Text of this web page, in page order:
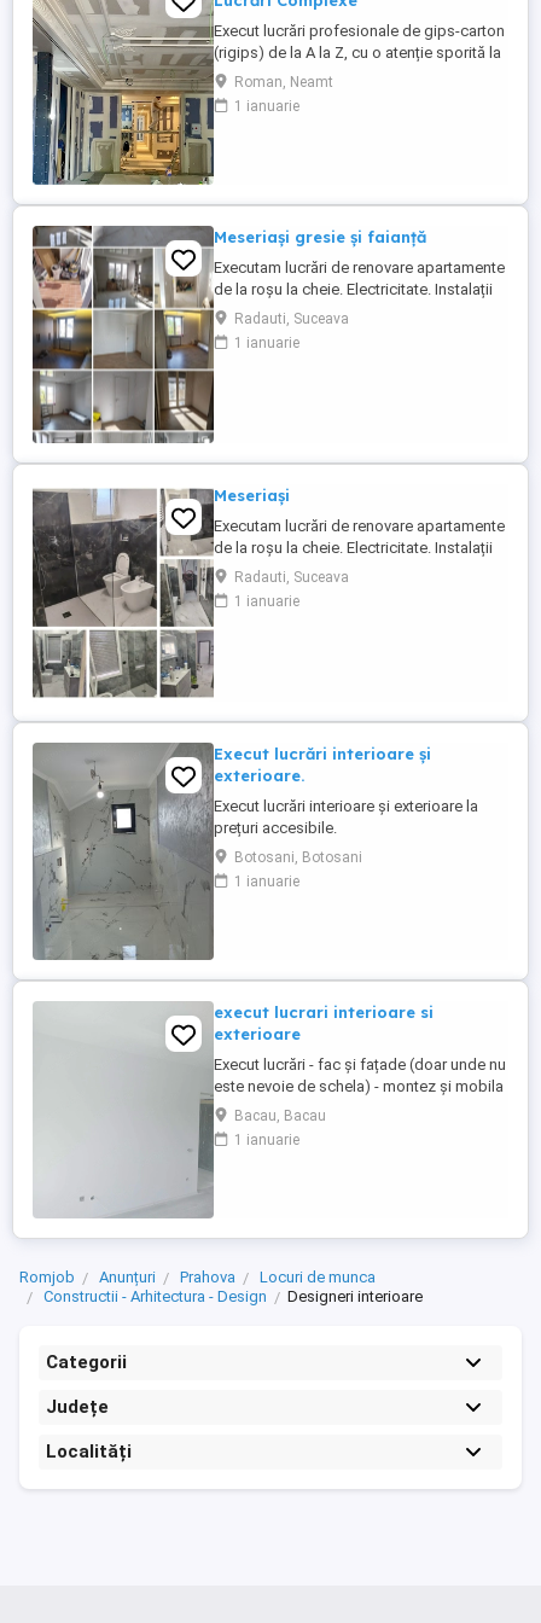
Execut lucrări profesionale de gips-carton
(rigips) de la A la Z, cu o atenție sporită la
detalii și respectarea normelor tehnice.
Servicii oferite: Pereți despărțitori și
placări: Tencuieli uscate, izolații fonice și
Roman, Neamt
1 ianuarie
Meseriași gresie și faianță
Executam lucrări de renovare apartamente
de la roșu la cheie. Electricitate. Instalații
sanitare. Pereți. Gresie și faianță. Tavan
extensibil. Uși și ferestre. Tel : WhatsApp,
Viber, .
Radauti, Suceava
1 ianuarie
Meseriași
Executam lucrări de renovare apartamente
de la roșu la cheie. Electricitate. Instalații
sanitare. Pereți. Gresie și faianță. Tavan
extensibil. Uși și ferestre. Tel: WhatsApp.
Radauti, Suceava
1 ianuarie
Execut lucrări interioare și
exterioare.
Execut lucrări interioare și exterioare la
prețuri accesibile.
Botosani, Botosani
1 ianuarie
execut lucrari interioare si
exterioare
Execut lucrări - fac și fațade (doar unde nu
este nevoie de schela) - montez și mobila
-parchet (schimb sau montez parchet) -
glet ( glet total sau reparați cum vrea
proprietarul) -lavabil ( amorsa+2 mâini
Bacau, Bacau
1 ianuarie
Romjob Anunțuri Prahova
Locuri de munca
Constructii - Arhitectura - Design
Designeri interioare
Categorii
Județe
Localități